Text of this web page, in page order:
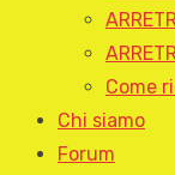
Come
Chi siamo
Forum